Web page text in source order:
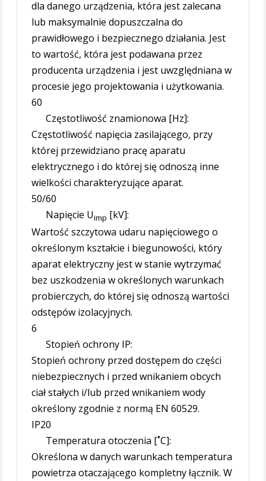
dla danego urządzenia, która jest zalecana
lub maksymalnie dopuszczalna do
prawidłowego i bezpiecznego działania. Jest
to wartość, która jest podawana przez
producenta urządzenia i jest uwzględniana w
procesie jego projektowania i użytkowania.
60
Częstotliwość znamionowa [Hz]:
Częstotliwość napięcia zasilającego, przy
której przewidziano pracę aparatu
elektrycznego i do której się odnoszą inne
wielkości charakteryzujące aparat.
50/60
Napięcie Uimp [kV]:
Wartość szczytowa udaru napięciowego o
określonym kształcie i biegunowości, który
aparat elektryczny jest w stanie wytrzymać
bez uszkodzenia w określonych warunkach
probierczych, do której się odnoszą wartości
odstępów izolacyjnych.
6
Stopień ochrony IP:
Stopień ochrony przed dostępem do części
niebezpiecznych i przed wnikaniem obcych
ciał stałych i/lub przed wnikaniem wody
określony zgodnie z normą EN 60529.
IP20
Temperatura otoczenia [˚C]:
Określona w danych warunkach temperatura
powietrza otaczającego kompletny łącznik. W